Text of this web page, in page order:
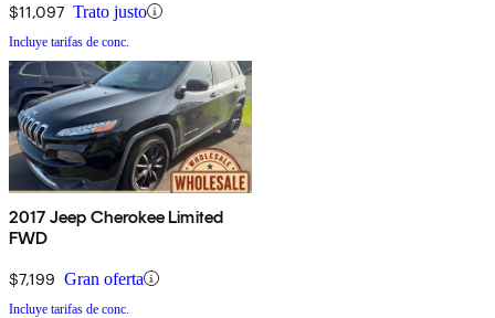
$11,097 Trato justo
Incluye tarifas de conc.
2017 Jeep Cherokee Limited
FWD
$7,199 Gran oferta
Incluye tarifas de conc.